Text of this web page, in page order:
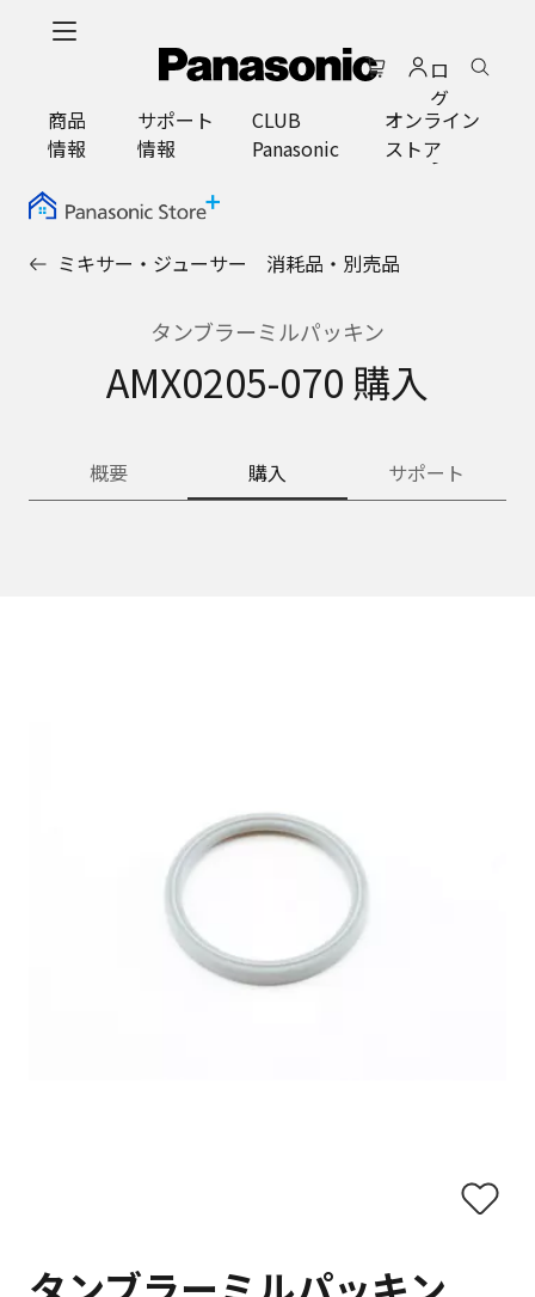
ロ
グ
イ
ン
商品
情報
サポート
情報
CLUB
Panasonic
オンライン
ストア
ミキサー・ジューサー 消耗品・別売品
タンブラーミルパッキン
AMX0205-070 購入
概要 購入 サポート